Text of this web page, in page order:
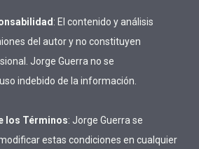
: El contenido y análisis
del autor y no constituyen
Jorge Guerra no se
indebido de la información.
los Términos: Jorge Guerra se
estas condiciones en cualquier